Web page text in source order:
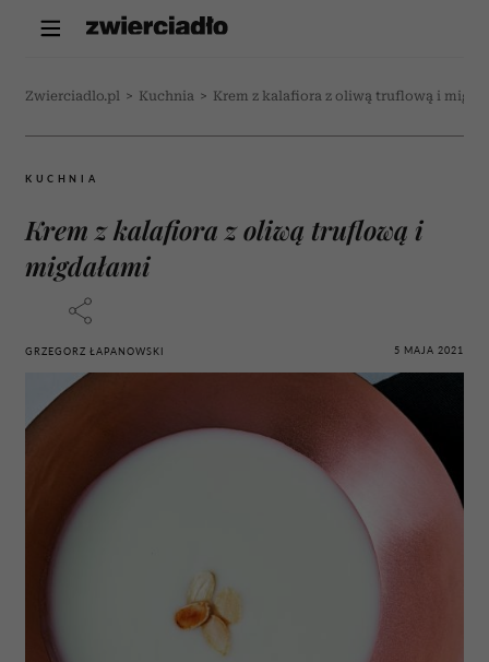
Zwierciadlo.pl > Kuchnia > Krem z kalafiora z oliwą truflową i
KUCHNIA
Krem z kalafiora z oliwą truflową i
migdałami
GRZEGORZ ŁAPANOWSKI 5 MAJA 2021